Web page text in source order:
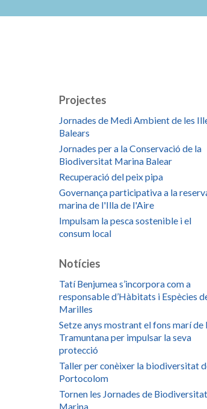
Projectes
Jornades de Medi Ambient de les
Balears
Jornades per a la Conservació de la
Biodiversitat Marina Balear
Recuperació del peix pipa
Governança participativa a la
marina de l'Illa de l'Aire
Impulsam la pesca sostenible i el
consum local
Notícies
Tatí Benjumea s’incorpora com a
responsable d’Hàbitats i Espècies
Marilles
Setze anys mostrant el fons marí de
Tramuntana per impulsar la seva
protecció
Taller per conèixer la biodiversitat
Portocolom
Tornen les Jornades de Biodiversitat
Marina